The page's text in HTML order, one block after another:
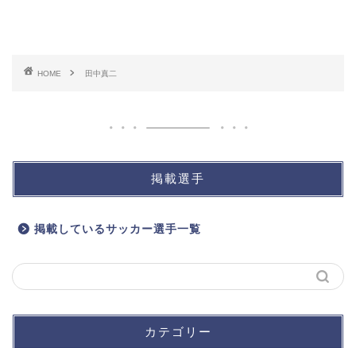
HOME 田中真二
掲載選手
掲載しているサッカー選手一覧
カテゴリー